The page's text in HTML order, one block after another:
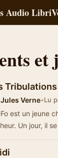
Audio
et
Jules Verne•Lu
est un jeune
Un jour, il